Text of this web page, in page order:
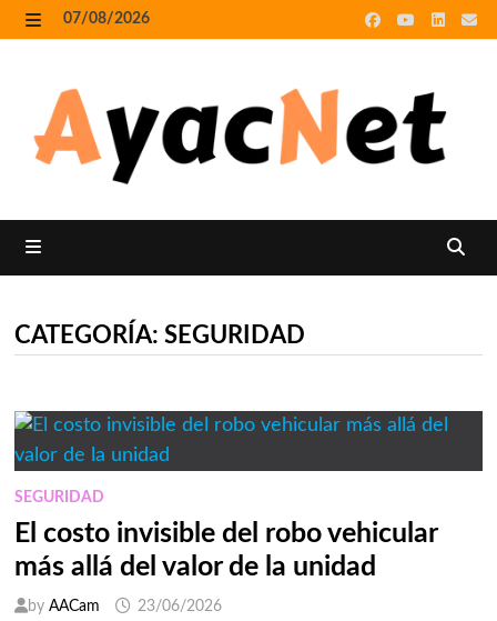
Skip
to
07/08/2026
CATEGORÍA: SEGURIDAD
SEGURIDAD
El costo invisible del robo vehicular
más allá del valor de la unidad
by AACam 23/06/2026